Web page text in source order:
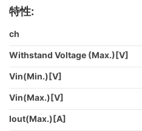
特性:
ch
Withstand Voltage (Max.)[V]
Vin(Min.)[V]
Vin(Max.)[V]
Iout(Max.)[A]